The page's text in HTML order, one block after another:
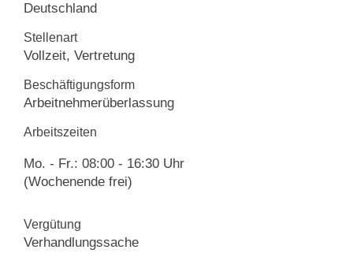
Deutschland
Stellenart
Vollzeit, Vertretung
Beschäftigungsform
Arbeitnehmerüberlassung
Arbeitszeiten
Mo. - Fr.: 08:00 - 16:30 Uhr
(Wochenende frei)
Vergütung
Verhandlungssache